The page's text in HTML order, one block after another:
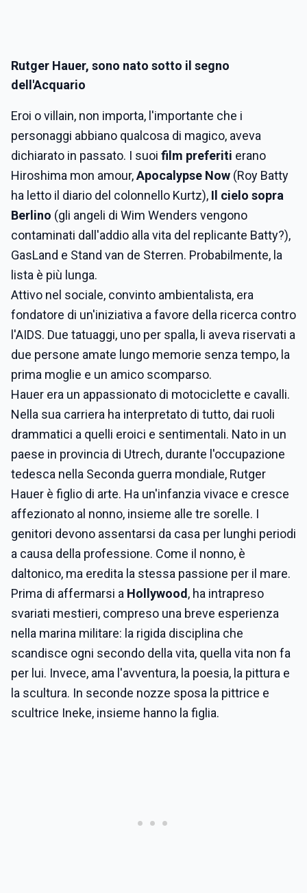
Rutger Hauer, sono nato sotto il segno
dell'Acquario
Eroi o villain, non importa, l'importante che i
personaggi abbiano qualcosa di magico, aveva
dichiarato in passato. I suoi film preferiti erano
Hiroshima mon amour,Apocalypse Now (Roy Batty
ha letto il diario del colonnello Kurtz), Il cielo sopra
Berlino (gli angeli di Wim Wenders vengono
contaminati dall'addio alla vita del replicante Batty?),
GasLand e Stand van de Sterren. Probabilmente, la
lista è più lunga.
Attivo nel sociale, convinto ambientalista, era
fondatore di un'iniziativa a favore della ricerca contro
l'AIDS. Due tatuaggi, uno per spalla, li aveva riservati a
due persone amate lungo memorie senza tempo, la
prima moglie e un amico scomparso.
Hauer era un appassionato di motociclette e cavalli.
Nella sua carriera ha interpretato di tutto, dai ruoli
drammatici a quelli eroici e sentimentali. Nato in un
paese in provincia di Utrech, durante l'occupazione
tedesca nella Seconda guerra mondiale, Rutger
Hauer è figlio di arte. Ha un'infanzia vivace e cresce
affezionato al nonno, insieme alle tre sorelle. I
genitori devono assentarsi da casa per lunghi periodi
a causa della professione. Come il nonno, è
daltonico, ma eredita la stessa passione per il mare.
Prima di affermarsi a Hollywood, ha intrapreso
svariati mestieri, compreso una breve esperienza
nella marina militare: la rigida disciplina che
scandisce ogni secondo della vita, quella vita non fa
per lui. Invece, ama l'avventura, la poesia, la pittura e
la scultura. In seconde nozze sposa la pittrice e
scultrice Ineke, insieme hanno la figlia.